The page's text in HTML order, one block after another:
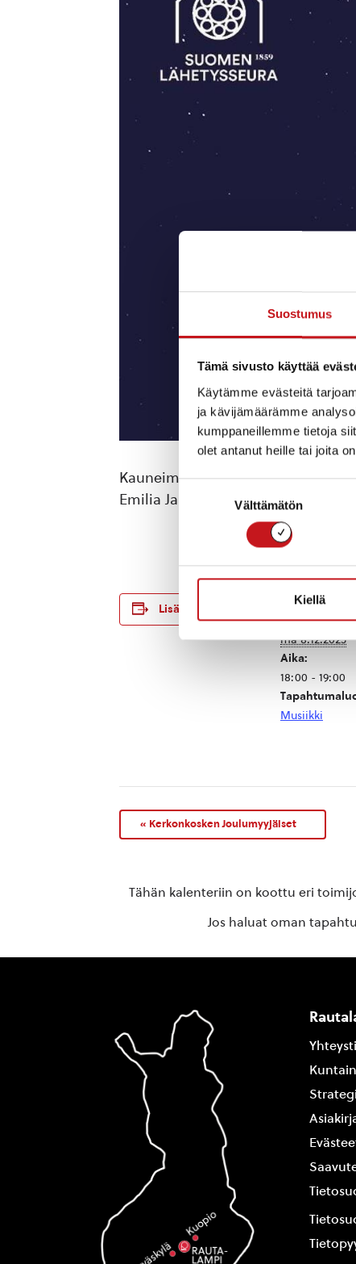
Suostumus
Tämä sivusto käyttää
Käytämme evästeitä
ja kävijämäärämme
kumppaneillemme tietoja
olet antanut heille tai joita
Suostumuksen
Välttämätön
Kiellä
Kauneimmat joululaulut Nesteen
Emilia Jalkanen ja Aki Virta.
Lisää kalenteriin
TIEDOT
Päivämäärä:
ma 8.12.2025
Aika:
18:00 - 19:00
Musiikki
« Kerkonkosken Joulumyyjäiset
Tähän kalenteriin on koottu eri
Jos haluat oman